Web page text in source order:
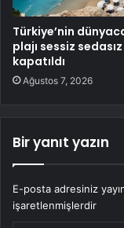
Türkiye’nin
plajı sessiz sedasız
kapatıldı
Ağustos 7, 2026
Bir yanıt yazın
E-posta adresiniz
işaretlenmişlerdir